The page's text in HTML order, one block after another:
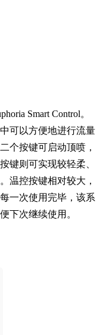
Smart Control。
可以方便地进行流量
个按键可启动顶喷，
键则可实现较轻柔、
温控按键相对较大，
一次使用完毕，该系
下次继续使用。